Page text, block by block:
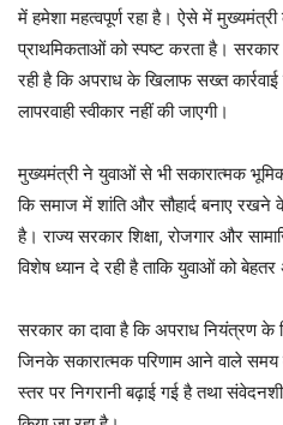
में हमेशा महत्वपूर्ण रहा है। ऐसे में
प्राथमिकताओं को स्पष्ट करता है।
रही है कि अपराध के खिलाफ सख्त
लापरवाही स्वीकार नहीं की जाएगी।
मुख्यमंत्री ने युवाओं से भी सकारात्मक
कि समाज में शांति और सौहार्द बनाए रखने
है। राज्य सरकार शिक्षा, रोजगार और
विशेष ध्यान दे रही है ताकि युवाओं को
सरकार का दावा है कि अपराध नियंत्रण
जिनके सकारात्मक परिणाम आने वाले
स्तर पर निगरानी बढ़ाई गई है तथा